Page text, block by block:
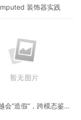
装饰器实践
会“造假“，跨模态鉴伪